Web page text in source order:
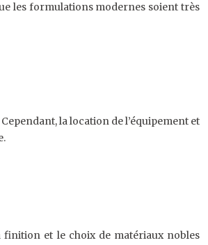
les formulations modernes soient très
la location de l’équipement et
finition et le choix de matériaux nobles